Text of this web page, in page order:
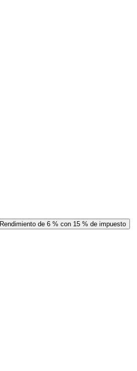
Rendimiento de 6 % con 15 % de impuesto